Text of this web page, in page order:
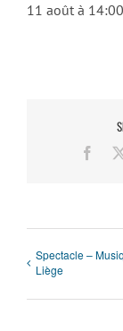
11 août à 14:00
Spectacle –
Liège